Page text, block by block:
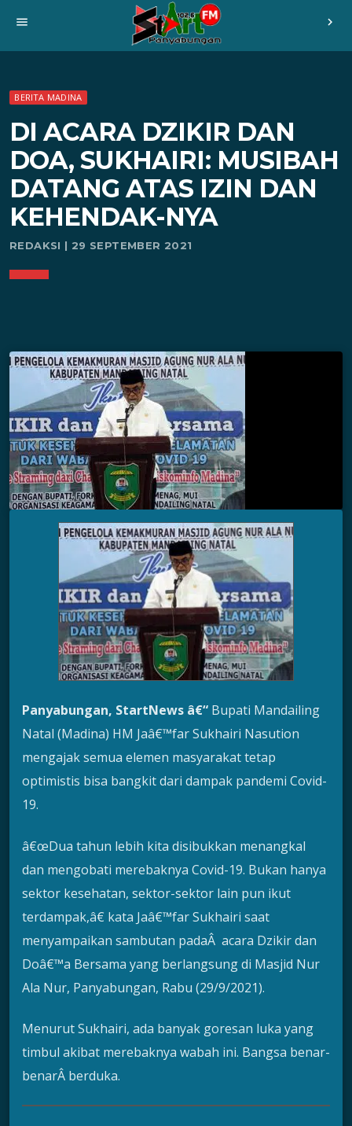
menu chevron_right
BERITA MADINA
DI ACARA DZIKIR DAN
DOA, SUKHAIRI: MUSIBAH
DATANG ATAS IZIN DAN
KEHENDAK-NYA
REDAKSI | 29 SEPTEMBER 2021
Panyabungan, StartNews â€“ Bupati Mandailing
Natal (Madina) HM Jaâ€™far Sukhairi Nasution
mengajak semua elemen masyarakat tetap
optimistis bisa bangkit dari dampak pandemi Covid-
19.
â€œDua tahun lebih kita disibukkan menangkal
dan mengobati merebaknya Covid-19. Bukan hanya
sektor kesehatan, sektor-sektor lain pun ikut
terdampak,â€ kata Jaâ€™far Sukhairi saat
menyampaikan sambutan padaÂ acara Dzikir dan
Doâ€™a Bersama yang berlangsung di Masjid Nur
Ala Nur, Panyabungan, Rabu (29/9/2021).
Menurut Sukhairi, ada banyak goresan luka yang
timbul akibat merebaknya wabah ini. Bangsa benar-
benarÂ berduka.